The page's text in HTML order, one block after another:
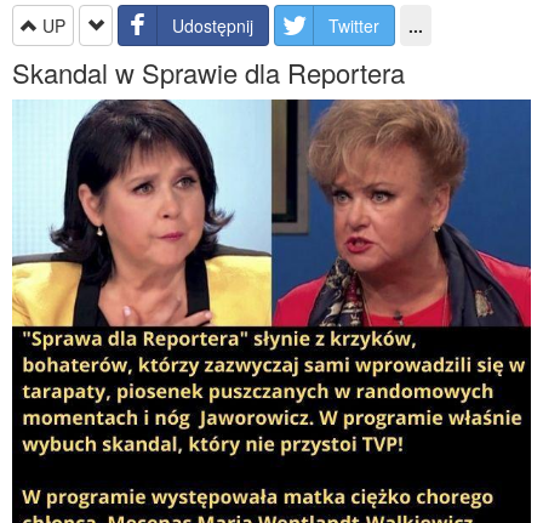
UP Udostępnij Twitter ...
Skandal w Sprawie dla Reportera